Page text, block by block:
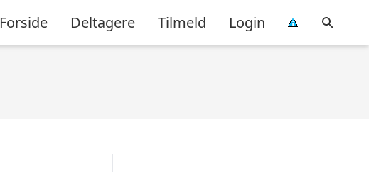
Forside Deltagere Tilmeld Login